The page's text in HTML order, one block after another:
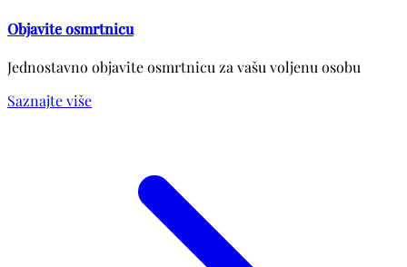
Objavite osmrtnicu
Jednostavno objavite osmrtnicu za vašu voljenu osobu
Saznajte više